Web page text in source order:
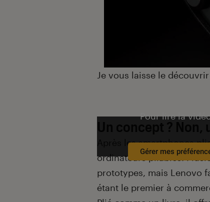
Je vous laisse le
Pour lire la
Gérer mes
Un concept ?
Après lessmartphones
ordinateurs pliables.
prototypes, mais Lenovo
étant le premier à